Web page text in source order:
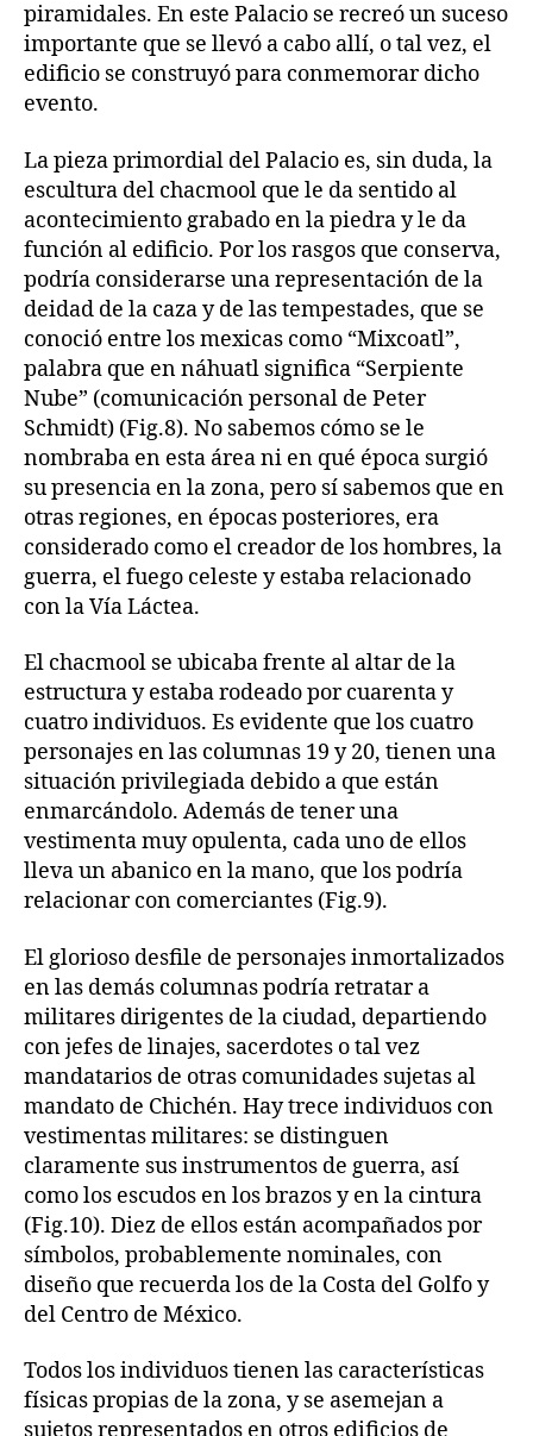
piramidales. En este Palacio se recreó un suceso
importante que se llevó a cabo allí, o tal vez, el
edificio se construyó para conmemorar dicho
evento.
La pieza primordial del Palacio es, sin duda, la
escultura del chacmool que le da sentido al
acontecimiento grabado en la piedra y le da
función al edificio. Por los rasgos que conserva,
podría considerarse una representación de la
deidad de la caza y de las tempestades, que se
conoció entre los mexicas como “Mixcoatl”,
palabra que en náhuatl significa “Serpiente
Nube” (comunicación personal de Peter
Schmidt) (Fig.8). No sabemos cómo se le
nombraba en esta área ni en qué época surgió
su presencia en la zona, pero sí sabemos que en
otras regiones, en épocas posteriores, era
considerado como el creador de los hombres, la
guerra, el fuego celeste y estaba relacionado
con la Vía Láctea.
El chacmool se ubicaba frente al altar de la
estructura y estaba rodeado por cuarenta y
cuatro individuos. Es evidente que los cuatro
personajes en las columnas 19 y 20, tienen una
situación privilegiada debido a que están
enmarcándolo. Además de tener una
vestimenta muy opulenta, cada uno de ellos
lleva un abanico en la mano, que los podría
relacionar con comerciantes (Fig.9).
El glorioso desfile de personajes inmortalizados
en las demás columnas podría retratar a
militares dirigentes de la ciudad, departiendo
con jefes de linajes, sacerdotes o tal vez
mandatarios de otras comunidades sujetas al
mandato de Chichén. Hay trece individuos con
vestimentas militares: se distinguen
claramente sus instrumentos de guerra, así
como los escudos en los brazos y en la cintura
(Fig.10). Diez de ellos están acompañados por
símbolos, probablemente nominales, con
diseño que recuerda los de la Costa del Golfo y
del Centro de México.
Todos los individuos tienen las características
físicas propias de la zona, y se asemejan a